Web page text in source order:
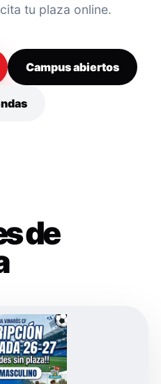
tu plaza online.
Campus abiertos
de